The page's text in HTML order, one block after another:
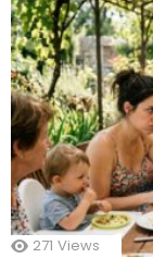
271 Views